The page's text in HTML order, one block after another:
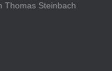
Thomas Steinbach